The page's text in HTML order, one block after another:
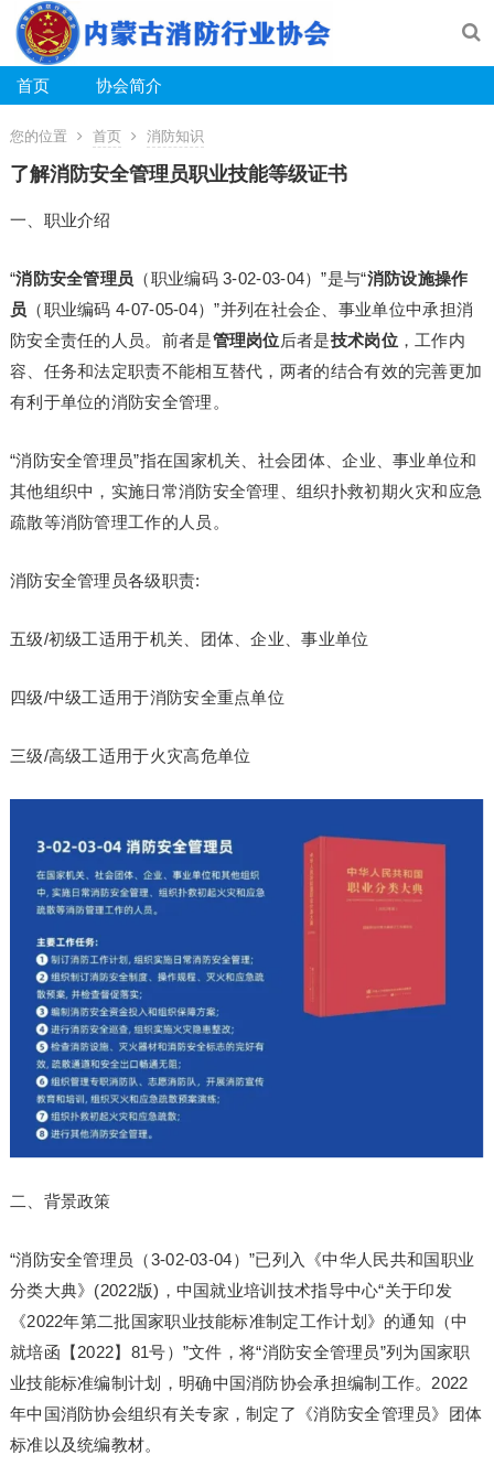
首页 协会简介
您的位置 首页 消防知识
了解消防安全管理员职业技能等级证书
一、职业介绍
“消防安全管理员 （职业编码 3-02-03-04）”是与“消防设施操作
员 （职业编码 4-07-05-04）”并列在社会企、事业单位中承担消
防安全责任的人员。前者是管理岗位后者是技术岗位，工作内
容、任务和法定职责不能相互替代，两者的结合有效的完善更加
有利于单位的消防安全管理。
“消防安全管理员”指在国家机关、社会团体、企业、事业单位和
其他组织中，实施日常消防安全管理、组织扑救初期火灾和应急
疏散等消防管理工作的人员。
消防安全管理员各级职责:
五级/初级工适用于机关、团体、企业、事业单位
四级/中级工适用于消防安全重点单位
三级/高级工适用于火灾高危单位
二、背景政策
“消防安全管理员（3-02-03-04）”已列入《中华人民共和国职业
分类大典》(2022版)，中国就业培训技术指导中心“关于印发
《2022年第二批国家职业技能标准制定工作计划》的通知（中
就培函【2022】81号）”文件，将“消防安全管理员”列为国家职
业技能标准编制计划，明确中国消防协会承担编制工作。2022
年中国消防协会组织有关专家，制定了《消防安全管理员》团体
标准以及统编教材。